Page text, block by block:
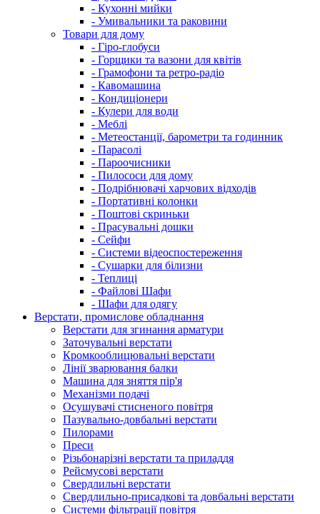
- Кухонні мийки
- Умивальники та раковини
Товари для дому
- Гіро-глобуси
- Горщики та вазони для квітів
- Грамофони та ретро-радіо
- Кавомашина
- Кондиціонери
- Кулери для води
- Меблі
- Метеостанції, барометри та годинник
- Парасолі
- Пароочисники
- Пилососи для дому
- Подрібнювачі харчових відходів
- Портативні колонки
- Поштові скриньки
- Прасувальні дошки
- Сейфи
- Системи відеоспостереження
- Сушарки для білизни
- Теплиці
- Файлові Шафи
- Шафи для одягу
Верстати, промислове обладнання
Верстати для згинання арматури
Заточувальні верстати
Кромкооблицювальні верстати
Лінії зварювання балки
Машина для зняття пір'я
Механізми подачі
Осушувачі стисненого повітря
Пазувально-довбальні верстати
Пилорами
Преси
Різьбонарізні верстати та приладдя
Рейсмусові верстати
Свердлильні верстати
Свердлильно-присадкові та довбальні верстати
Системи фільтрації повітря